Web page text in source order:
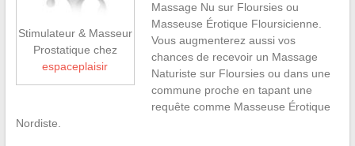
Stimulateur & Masseur
Prostatique chez
espaceplaisir
Massage Nu sur Floursies ou
Masseuse Érotique Floursicienne.
Vous augmenterez aussi vos
chances de recevoir un Massage
Naturiste sur Floursies ou dans une
commune proche en tapant une
requête comme Masseuse Érotique
Nordiste.